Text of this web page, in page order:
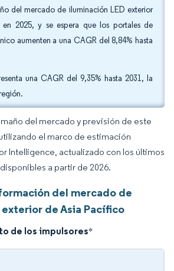
del mercado de iluminación LED exterior
2025, y se espera que los portales de
aumenten a una CAGR del 8,84% hasta
una CAGR del 9,35% hasta 2031, la
del mercado y previsión de este
el marco de estimación
Intelligence, actualizado con los últimos
a partir de 2026.
del mercado de
de Asia Pacífico
de los impulsores*